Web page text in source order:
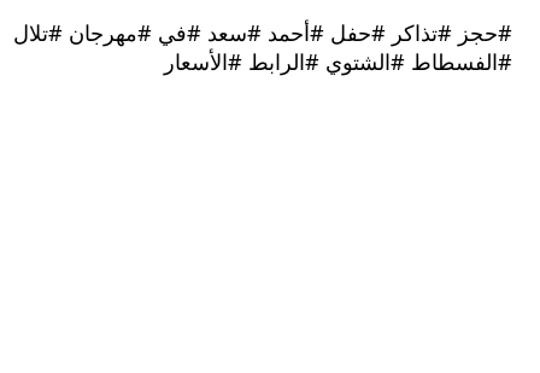
#تذاكر #حفل #أحمد #سعد #في #مهرجان #تلال
#الشتوي #الرابط #الأسعار